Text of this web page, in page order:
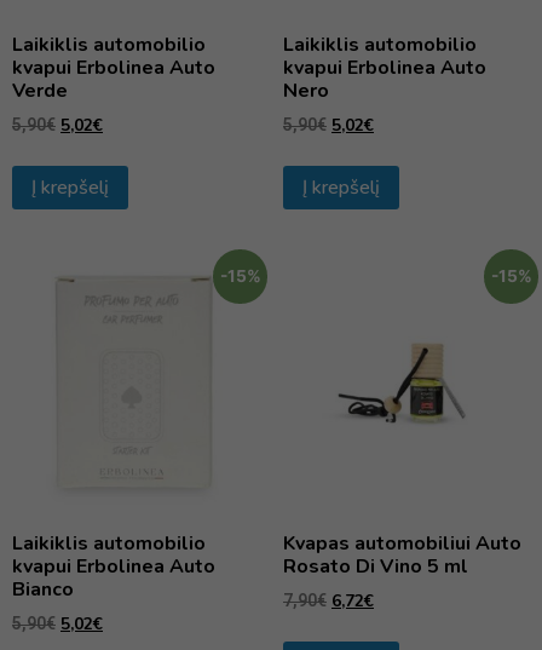
Laikiklis automobilio
kvapui Erbolinea Auto
Verde
5,90€ 5,02€
Į krepšelį
Laikiklis automobilio
kvapui Erbolinea Auto
Nero
5,90€ 5,02€
Į krepšelį
-15%
Laikiklis automobilio
kvapui Erbolinea Auto
Bianco
5,90€ 5,02€
-15%
Kvapas automobiliui Auto
Rosato Di Vino 5 ml
7,90€ 6,72€